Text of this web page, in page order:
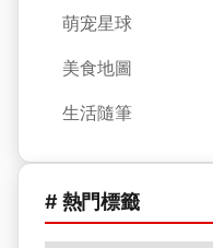
萌宠星球
美食地圖
生活隨筆
# 熱門標籤